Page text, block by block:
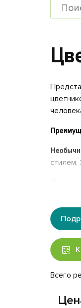
стилем.
любовь
спустя
Всего